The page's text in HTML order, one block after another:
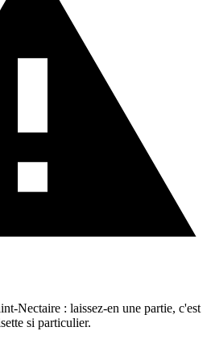
Nectaire : laissez-en une partie, c'est
si particulier.